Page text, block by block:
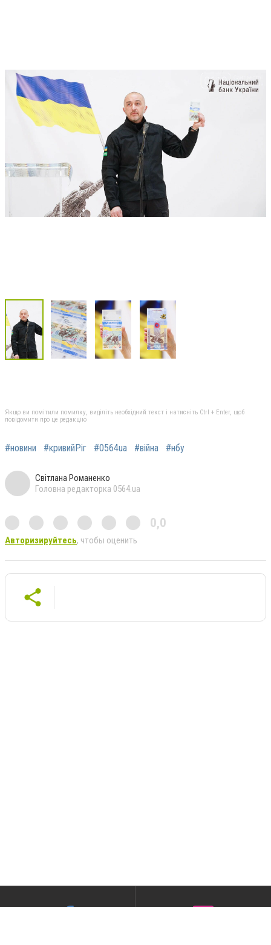
Якщо ви помітили помилку, виділіть необхідний текст і натисніть Ctrl + Enter, щоб
повідомити про це редакцію
#новини #кривийРіг #0564ua #війна #нбу
Світлана Романенко
Головна редакторка 0564.ua
0,0
Авторизируйтесь, чтобы оценить